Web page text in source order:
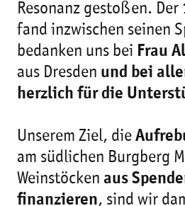
Resonanz gestoßen. Der
fand inzwischen seinen
bedanken uns bei Frau
aus Dresden und bei
herzlich für die
Unserem Ziel, die
am südlichen Burgberg
Weinstöcken aus
finanzieren, sind wir